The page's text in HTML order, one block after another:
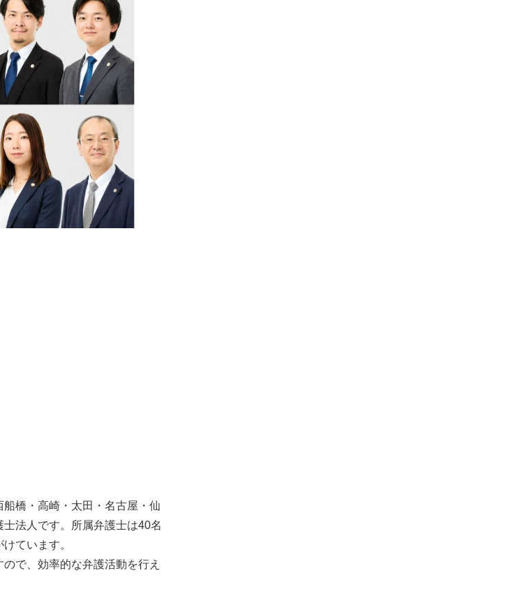
橋・高崎・太田・名古屋・仙
法人です。所属弁護士は40名
ています。
で、効率的な弁護活動を行え